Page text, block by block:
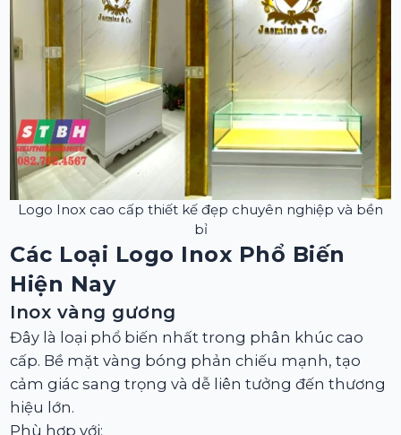
Logo Inox cao cấp thiết kế đẹp chuyên nghiệp và bền
bỉ
Các Loại Logo Inox Phổ Biến
Hiện Nay
Inox vàng gương
Đây là loại phổ biến nhất trong phân khúc cao
cấp. Bề mặt vàng bóng phản chiếu mạnh, tạo
cảm giác sang trọng và dễ liên tưởng đến thương
hiệu lớn.
Phù hợp với: